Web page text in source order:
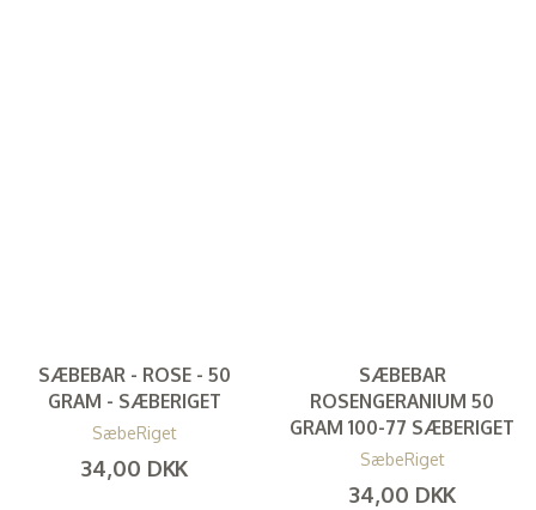
SÆBEBAR - ROSE - 50
GRAM - SÆBERIGET
SæbeRiget
34,00 DKK
SÆBEBAR
ROSENGERANIUM 50
GRAM 100-77 SÆBERIGET
SæbeRiget
34,00 DKK